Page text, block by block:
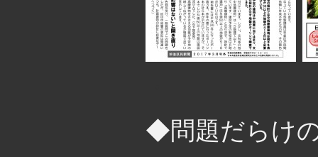
◆問題だらけ